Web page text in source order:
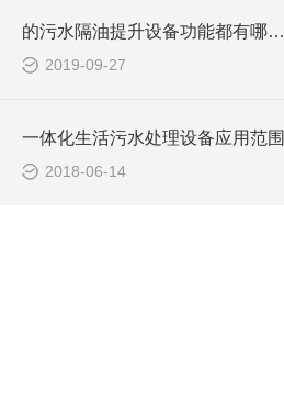
的污水隔油提升设备功能都有哪些？
2019-09-27
一体化生活污水处理设备应用范围
2018-06-14